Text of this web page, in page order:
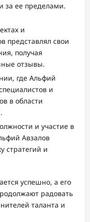
за ее пределами.
и
представлял свои
получая
отзывы.
где Альфий
и
в области
и участие в
Авзалов
стратегий и
успешно, а его
радовать
таланта и